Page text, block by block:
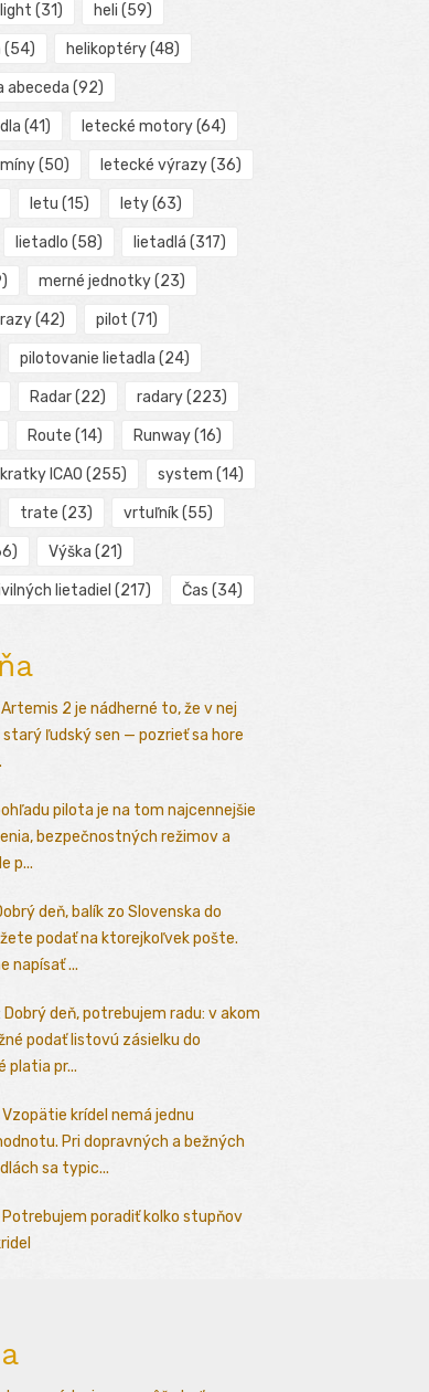
(31) heli (59)
(54) helikoptéry(48)
abeceda (92)
(41) letecké motory(64)
(50) letecké výrazy(36)
letu (15) lety(63)
lietadlo (58) lietadlá (317)
merné jednotky(23)
(42) pilot (71)
pilotovanie lietadla (24)
Radar(22) radary(223)
Route (14) Runway(16)
ICAO (255) system (14)
trate (23) vrtuľník(55)
Výška (21)
lietadiel (217) Čas (34)
Artemis 2 je nádherné to, že v nej
ľudský sen — pozrieť sa hore
pilota je na tom najcennejšie
bezpečnostných režimov a
p...
deň, balík zo Slovenska do
podať na ktorejkoľvek pošte.
napísať ...
Dobrý deň, potrebujem radu: v akom
podať listovú zásielku do
platia pr...
Vzopätie krídel nemá jednu
Pri dopravných a bežných
sa typic...
Potrebujem poradiť kolko stupňov